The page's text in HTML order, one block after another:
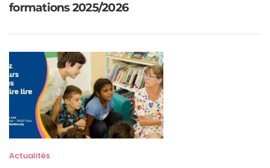
formations 2025/2026
Actualités